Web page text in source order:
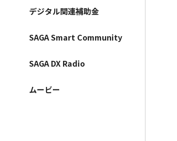
デジタル関連補助金
SAGA Smart Community
SAGA DX Radio
ムービー